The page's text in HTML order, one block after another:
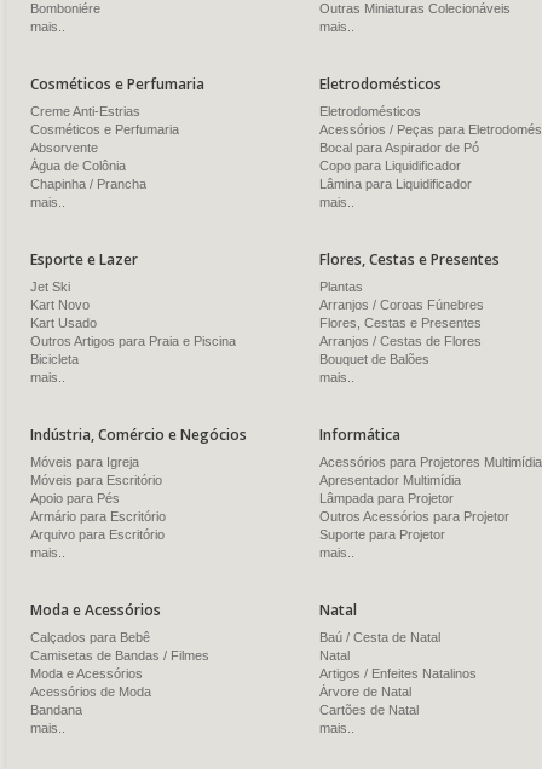
Bomboniére
mais..
Outras Miniaturas Colecionáveis
mais..
Cosméticos e Perfumaria
Creme Anti-Estrias
Cosméticos e Perfumaria
Absorvente
Água de Colônia
Chapinha / Prancha
mais..
Eletrodomésticos
Eletrodomésticos
Acessórios / Peças para
Bocal para Aspirador de Pó
Copo para Liquidificador
Lâmina para Liquidificador
mais..
Esporte e Lazer
Jet Ski
Kart Novo
Kart Usado
Outros Artigos para Praia e Piscina
Bicicleta
mais..
Flores, Cestas e Presentes
Plantas
Arranjos / Coroas Fúnebres
Flores, Cestas e Presentes
Arranjos / Cestas de Flores
Bouquet de Balões
mais..
Indústria, Comércio e Negócios
Móveis para Igreja
Móveis para Escritório
Apoio para Pés
Armário para Escritório
Arquivo para Escritório
mais..
Informática
Acessórios para Projetores Multimídia
Apresentador Multimídia
Lâmpada para Projetor
Outros Acessórios para Projetor
Suporte para Projetor
mais..
Moda e Acessórios
Calçados para Bebê
Camisetas de Bandas / Filmes
Moda e Acessórios
Acessórios de Moda
Bandana
mais..
Natal
Baú / Cesta de Natal
Natal
Artigos / Enfeites Natalinos
Árvore de Natal
Cartões de Natal
mais..